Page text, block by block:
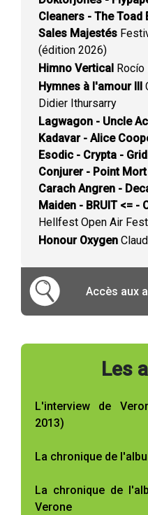
Cleaners - The Toad
Sales Majestés
(édition 2026)
Himno Vertical Rocío
Hymnes à l'amour III
Didier Ithursarry
Lagwagon - Uncle
Kadavar - Alice
Esodic - Crypta -
Conjurer - Point
Carach Angren -
Maiden - BRUIT <= -
Hellfest Open Air
Honour Oxygen
Accès aux
Les
L'interview de
2013)
La chronique de
La chronique de
Verone